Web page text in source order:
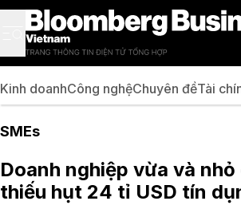
Kinh doanhCông nghệChuyên đềTài
SMEs
Doanh nghiệp vừa và
thiếu hụt 24 tỉ USD tín